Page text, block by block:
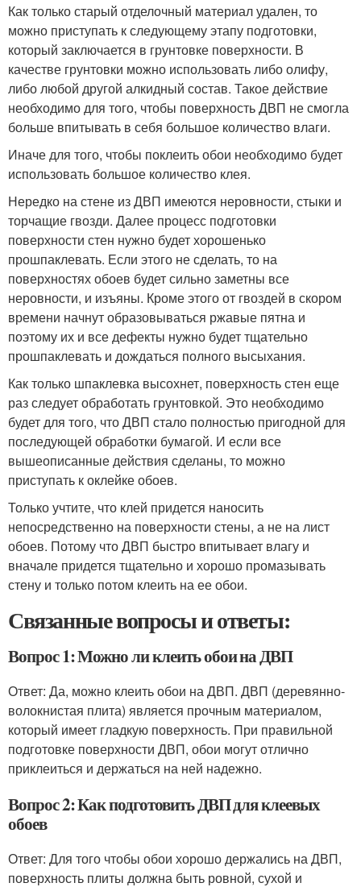
Как только старый отделочный материал удален, то
можно приступать к следующему этапу подготовки,
который заключается в грунтовке поверхности. В
качестве грунтовки можно использовать либо олифу,
либо любой другой алкидный состав. Такое действие
необходимо для того, чтобы поверхность ДВП не смогла
больше впитывать в себя большое количество влаги.
Иначе для того, чтобы поклеить обои необходимо будет
использовать большое количество клея.
Нередко на стене из ДВП имеются неровности, стыки и
торчащие гвозди. Далее процесс подготовки
поверхности стен нужно будет хорошенько
прошпаклевать. Если этого не сделать, то на
поверхностях обоев будет сильно заметны все
неровности, и изъяны. Кроме этого от гвоздей в скором
времени начнут образовываться ржавые пятна и
поэтому их и все дефекты нужно будет тщательно
прошпаклевать и дождаться полного высыхания.
Как только шпаклевка высохнет, поверхность стен еще
раз следует обработать грунтовкой. Это необходимо
будет для того, что ДВП стало полностью пригодной для
последующей обработки бумагой. И если все
вышеописанные действия сделаны, то можно
приступать к оклейке обоев.
Только учтите, что клей придется наносить
непосредственно на поверхности стены, а не на лист
обоев. Потому что ДВП быстро впитывает влагу и
вначале придется тщательно и хорошо промазывать
стену и только потом клеить на ее обои.
Связанные вопросы и ответы:
Вопрос 1: Можно ли клеить обои на ДВП
Ответ: Да, можно клеить обои на ДВП. ДВП (деревянно-
волокнистая плита) является прочным материалом,
который имеет гладкую поверхность. При правильной
подготовке поверхности ДВП, обои могут отлично
приклеиться и держаться на ней надежно.
Вопрос 2: Как подготовить ДВП для клеевых
обоев
Ответ: Для того чтобы обои хорошо держались на ДВП,
поверхность плиты должна быть ровной, сухой и